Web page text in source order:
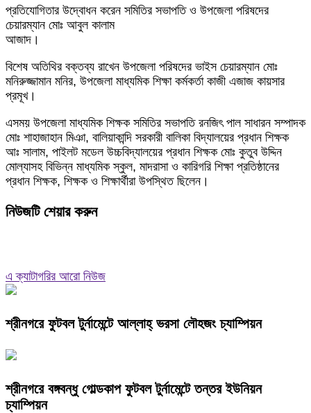
প্রতিযোগিতার উদ্বোধন করেন সমিতির সভাপতি ও উপজেলা পরিষদের
চেয়ারম্যান মোঃ আবুল কালাম
আজাদ।
বিশেষ অতিথির বক্তব্য রাখেন উপজেলা পরিষদের ভাইস চেয়ারম্যান মোঃ
মনিরুজ্জামান মনির, উপজেলা মাধ্যমিক শিক্ষা কর্মকর্তা কাজী এজাজ কায়সার
প্রমূখ।
এসময় উপজেলা মাধ্যমিক শিক্ষক সমিতির সভাপতি রনজিৎ পাল সাধারন সম্পাদক
মোঃ শাহাজাহান মিঞা, বালিয়াকান্দি সরকারী বালিকা বিদ্যালয়ের প্রধান শিক্ষক
আঃ সালাম, পাইলট মডেল উচ্চবিদ্যালয়ের প্রধান শিক্ষক মোঃ কুতুব উদ্দিন
মোল্যাসহ বিভিন্ন মাধ্যমিক স্কুল, মাদরাসা ও কারিগরি শিক্ষা প্রতিষ্ঠানের
প্রধান শিক্ষক, শিক্ষক ও শিক্ষার্থীরা উপস্থিত ছিলেন।
নিউজটি শেয়ার করুন
এ ক্যাটাগরির আরো নিউজ
শ্রীনগরে ফুটবল টুর্নামেন্টে আল্লাহ্ ভরসা লৌহজং চ্যাম্পিয়ন
শ্রীনগরে বঙ্গবন্ধু গোল্ডকাপ ফুটবল টুর্নামেন্টে তন্তর ইউনিয়ন
চ্যাম্পিয়ন